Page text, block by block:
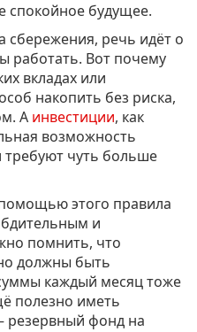
спокойное будущее.
сбережения, речь идёт о
работать. Вот почему
вкладах или
накопить без риска,
А инвестиции, как
возможность
требуют чуть больше
этого правила
и
помнить, что
должны быть
каждый месяц тоже
полезно иметь
резервный фонд на